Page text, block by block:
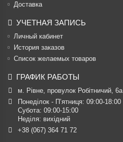
Доставка
УЧЕТНАЯ ЗАПИСЬ
Личный кабинет
История заказов
Список желаемых товаров
ГРАФИК РАБОТЫ
м. Рівне, провулок Робітничий, 6а
Понеділок - П’ятниця: 09:00-18:00
Субота: 09:00-15:00
Неділя: вихідний
+38 (067) 364 71 72